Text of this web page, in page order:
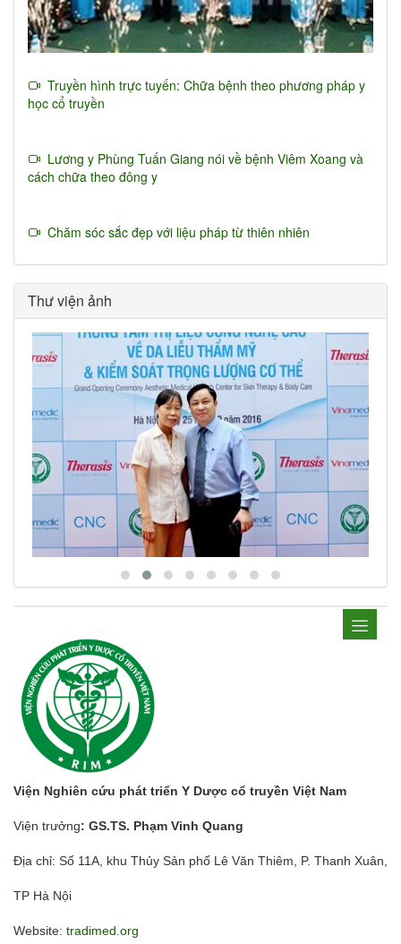
Truyền hình trực tuyến: Chữa bệnh theo phương pháp y
học cổ truyền
Lương y Phùng Tuấn Giang nói về bệnh Viêm Xoang và
cách chữa theo đông y
Chăm sóc sắc đẹp với liệu pháp từ thiên nhiên
Thư viện ảnh
Viện Nghiên cứu phát triển Y Dược cổ truyền Việt Nam
Viện trưởng: GS.TS. Phạm Vinh Quang
Địa chỉ: Số 11A, khu Thủy Sản phố Lê Văn Thiêm, P. Thanh Xuân,
TP Hà Nội
Website: tradimed.org